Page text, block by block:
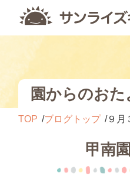
園からのおた
TOP ブログトップ ９月
甲南